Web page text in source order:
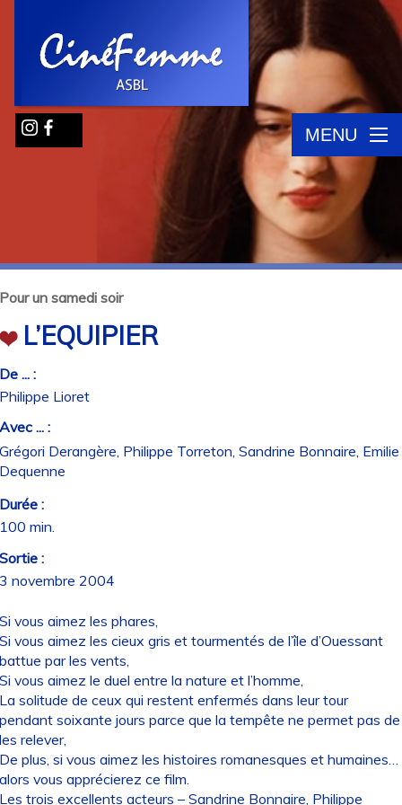
MENU
un samedi soir
L’EQUIPIER
... :
Lioret
... :
Derangère, Philippe Torreton, Sandrine Bonnaire, Emilie
:
min.
:
novembre 2004
vous aimez les phares,
vous aimez les cieux gris et tourmentés de l’île d’Ouessant
par les vents,
vous aimez le duel entre la nature et l’homme,
solitude de ceux qui restent enfermés dans leur tour
soixante jours parce que la tempête ne permet pas de
relever,
plus, si vous aimez les histoires romanesques et humaines…
vous apprécierez ce film.
trois excellents acteurs – Sandrine Bonnaire, Philippe